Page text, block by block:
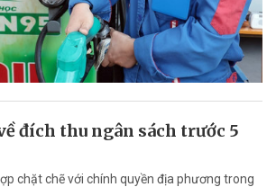
đích thu ngân sách trước 5
chặt chẽ với chính quyền địa phương trong